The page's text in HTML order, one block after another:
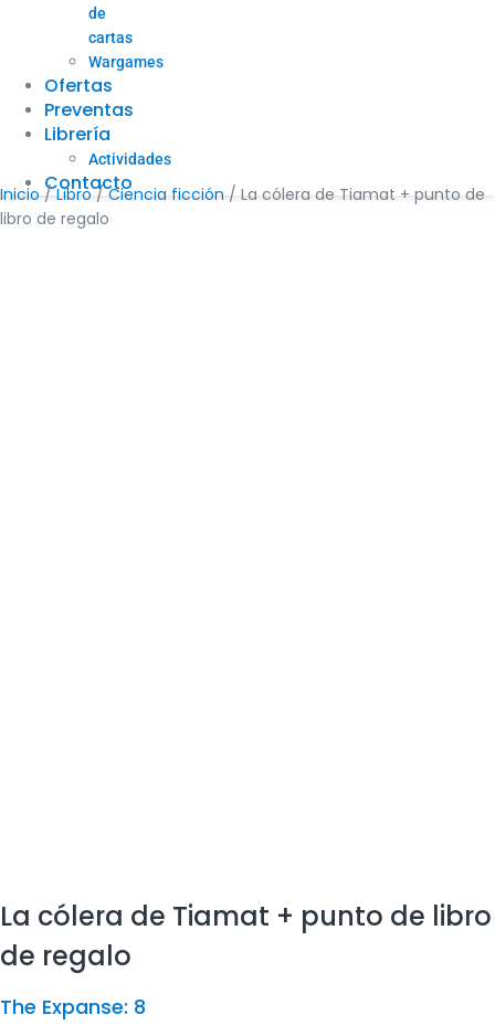
de
cartas
Wargames
Ofertas
Preventas
Librería
Actividades
Contacto
Inicio /Libro/Ciencia ficción / La cólera de Tiamat + punto de
libro de regalo
La cólera de Tiamat + punto de libro
de regalo
The Expanse: 8